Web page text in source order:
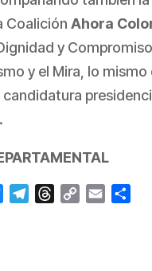
CoaliciónAhora
y
y el Mira, lo mismo
BlueskyTelegramThreads
Copy Email